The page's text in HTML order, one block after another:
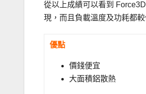
從以上成績可以看到
現，而且負載溫度及功耗都較
優點
價錢便宜
大面積鋁散熱